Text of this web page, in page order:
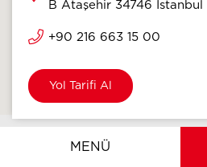
B Ataşehir 34746 İstanbul
+90 216 663 15 00
Yol Tarifi Al
ANA SAYFAMENÜ